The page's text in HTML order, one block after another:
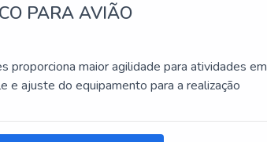
PARA AVIÃO
proporciona maior agilidade para atividades em
e ajuste do equipamento para a realização